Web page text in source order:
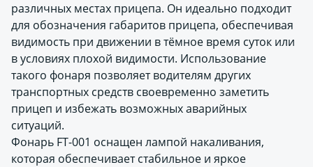
различных местах прицепа. Он идеально подходит
для обозначения габаритов прицепа, обеспечивая
видимость при движении в тёмное время суток или
в условиях плохой видимости. Использование
такого фонаря позволяет водителям других
транспортных средств своевременно заметить
прицеп и избежать возможных аварийных
ситуаций.
Фонарь FT-001 оснащен лампой накаливания,
которая обеспечивает стабильное и яркое